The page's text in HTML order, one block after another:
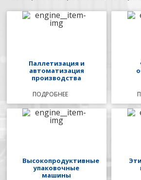
Паллетизация и
автоматизация
производства
ПОДРОБНЕЕ
Высокопродуктивные
упаковочные
машины